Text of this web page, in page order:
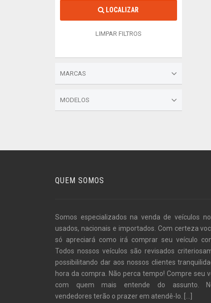
LOCALIZAR
LIMPAR FILTROS
MARCAS
MODELOS
QUEM SOMOS
Somos especializados na venda de veículos
usados, nacionais e importados. Com certeza
só apreciará como irá comprar seu veículo
Todos nossos veículos são revisados
possibilitando dar aos nossos clientes
hora da compra. Não perca tempo! Compre seu
com quem mais entende do assunto.
vendedores terão o prazer em atendê-lo.